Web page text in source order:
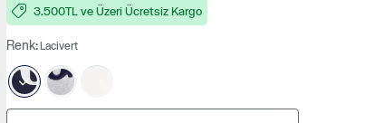
3.500TL ve Üzeri Ücretsiz Kargo
Renk: Lacivert